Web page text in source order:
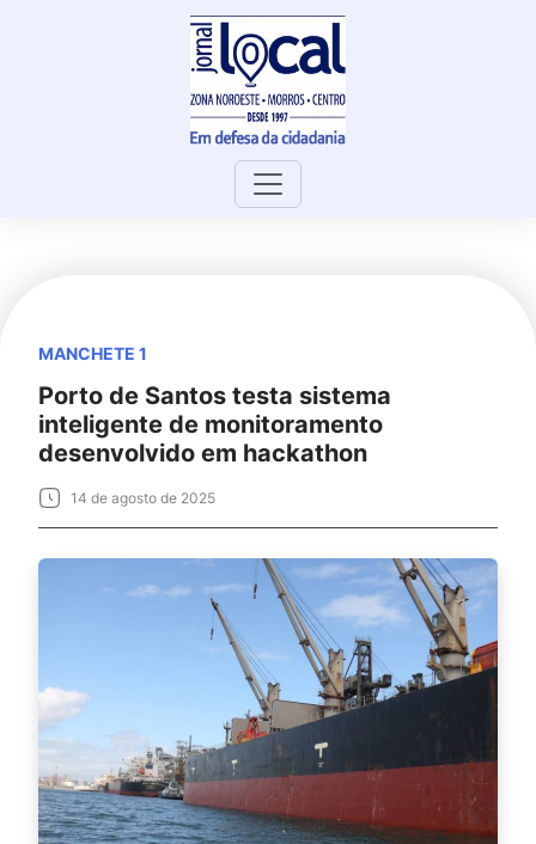
MANCHETE 1
Porto de Santos testa sistema
inteligente de monitoramento
desenvolvido em hackathon
14 de agosto de 2025